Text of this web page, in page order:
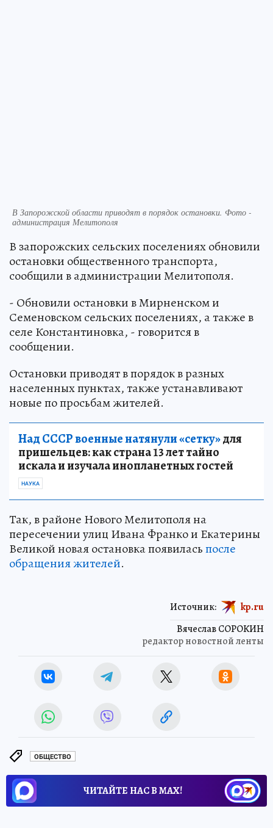
В Запорожской области приводят в порядок остановки. Фото -
администрация Мелитополя
В запорожских сельских поселениях обновили
остановки общественного транспорта,
сообщили в администрации Мелитополя.
- Обновили остановки в Мирненском и
Семеновском сельских поселениях, а также в
селе Константиновка, - говорится в
сообщении.
Остановки приводят в порядок в разных
населенных пунктах, также устанавливают
новые по просьбам жителей.
Над СССР военные натянули «сетку»для
пришельцев: как страна 13 лет тайно
искала и изучала инопланетных гостей
НАУКА
Так, в районе Нового Мелитополя на
пересечении улиц Ивана Франко и Екатерины
Великой новая остановка появиласьпосле
обращения жителей.
Вячеслав СОРОКИН
редактор новостной ленты
Источник: kp.ru
ОБЩЕСТВО
ЧИТАЙТЕ НАС В МАХ!